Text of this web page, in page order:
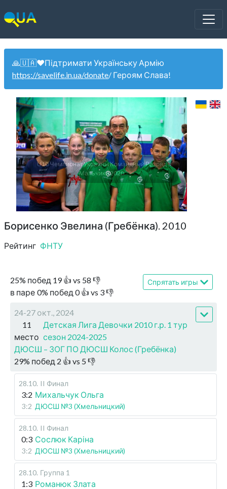
🙏🇺🇦❤️Підтримати Українську Армію
https://savelife.in.ua/donate/ Героям Слава!
U10 Чемпионат Украины Командный Разряд
Мальчики 2020
Борисенко Эвелина (Гребёнка). 2010
Рейтинг ФНТУ
25% побед 19👍 vs 58 👎
в паре 0% побед 0👍 vs 3👎
Спрятать игры
24-27 окт., 2024
11
место
Детская Лига Девочки 2010 г.р. 1 тур
сезон 2024-2025
ДЮСШ – ЗОГ ПО ДЮСШ Колос (Гребёнка)
29% побед 2 👍 vs 5 👎
28.10. II Финал
3:2 Михальчук Ольга
3:2 ДЮСШ №3 (Хмельницкий)
28.10. II Финал
0:3 Сослюк Каріна
3:2 ДЮСШ №3 (Хмельницкий)
28.10. Группа 1
1:3 Романюк Злата